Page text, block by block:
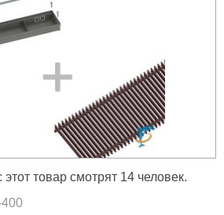
товар смотрят 14 человек.